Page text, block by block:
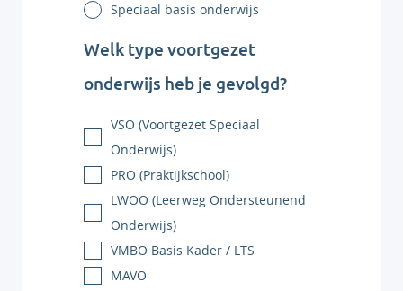
Speciaal basis onderwijs
Welk type voortgezet
onderwijs heb je gevolgd?
VSO (Voortgezet Speciaal
Onderwijs)
PRO (Praktijkschool)
LWOO (Leerweg Ondersteunend
Onderwijs)
VMBO Basis Kader / LTS
MAVO